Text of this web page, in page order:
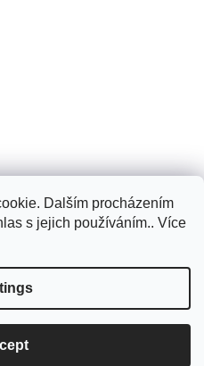
Dalším procházením
s jejich používáním.. Více